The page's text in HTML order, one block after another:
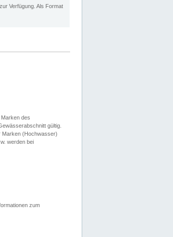
Verfügung. Als Format
des
gültig.
Marken (Hochwasser)
werden bei
zum